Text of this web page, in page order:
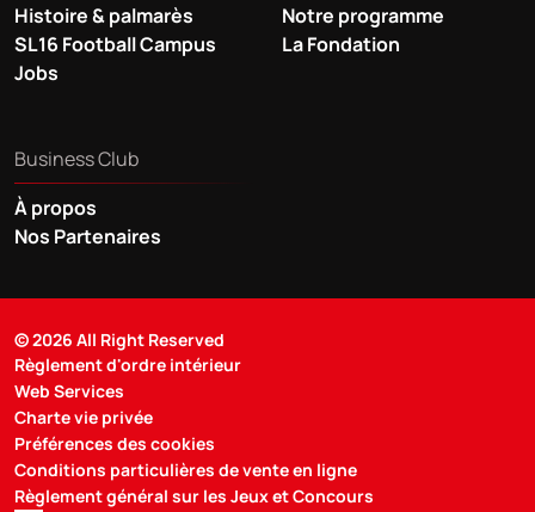
Histoire & palmarès
SL16 Football Campus
Jobs
Notre programme
La Fondation
Business Club
À propos
Nos Partenaires
© 2026 All Right Reserved
Règlement d'ordre intérieur
Web Services
Charte vie privée
Préférences des cookies
Conditions particulières de vente en ligne
Règlement général sur les Jeux et Concours